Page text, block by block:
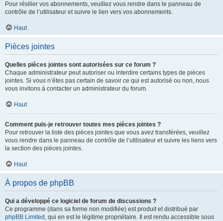
Pour résilier vos abonnements, veuillez vous rendre dans le panneau de
contrôle de l’utilisateur et suivre le lien vers vos abonnements.
Haut
Pièces jointes
Quelles pièces jointes sont autorisées sur ce forum ?
Chaque administrateur peut autoriser ou interdire certains types de pièces
jointes. Si vous n’êtes pas certain de savoir ce qui est autorisé ou non, nous
vous invitons à contacter un administrateur du forum.
Haut
Comment puis-je retrouver toutes mes pièces jointes ?
Pour retrouver la liste des pièces jointes que vous avez transférées, veuillez
vous rendre dans le panneau de contrôle de l’utilisateur et suivre les liens vers
la section des pièces jointes.
Haut
À propos de phpBB
Qui a développé ce logiciel de forum de discussions ?
Ce programme (dans sa forme non modifiée) est produit et distribué par
phpBB Limited , qui en est le légitime propriétaire. Il est rendu accessible sous